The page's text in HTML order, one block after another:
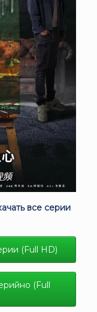
все серии
(Full HD)
(Full